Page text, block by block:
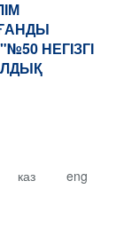
НЕГІЗГІ
каз eng